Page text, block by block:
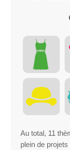
Au total, 11
plein de